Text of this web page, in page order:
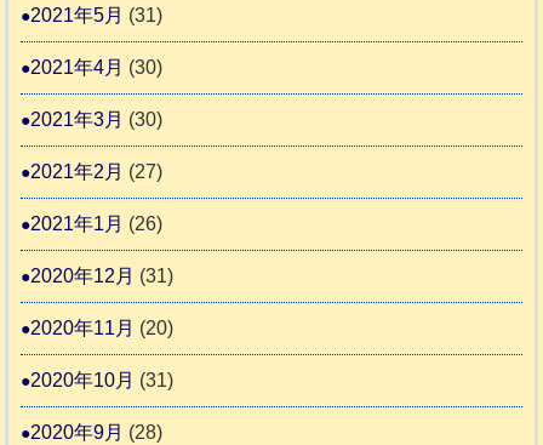
2021年5月 (31)
2021年4月 (30)
2021年3月 (30)
2021年2月 (27)
2021年1月 (26)
2020年12月 (31)
2020年11月 (20)
2020年10月 (31)
2020年9月 (28)